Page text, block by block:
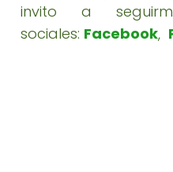
invito a
sociales: Facebook,